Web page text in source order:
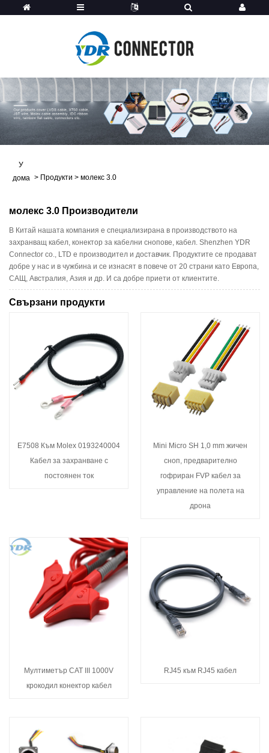
У
дома > Продукти > молекс 3.0
молекс 3.0 Производители
В Китай нашата компания е специализирана в производството на
захранващ кабел, конектор за кабелни снопове, кабел. Shenzhen YDR
Connector co., LTD е производител и доставчик. Продуктите се продават
добре у нас и в чужбина и се изнасят в повече от 20 страни като Европа,
САЩ, Австралия, Азия и др. И са добре приети от клиентите.
Свързани продукти
E7508 Към Molex 0193240004
Кабел за захранване с
постоянен ток
Mini Micro SH 1,0 mm жичен
сноп, предварително
гофриран FVP кабел за
управление на полета на
дрона
Мултиметър CAT III 1000V
крокодил конектор кабел
RJ45 към RJ45 кабел